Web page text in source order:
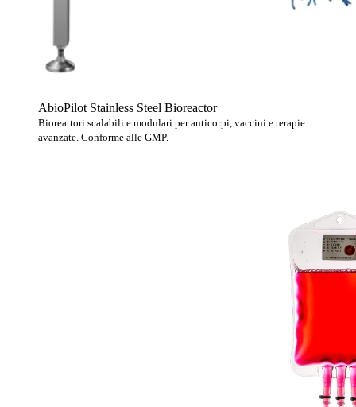
AbioPilot Stainless Steel Bioreactor
Bioreattori scalabili e modulari per anticorpi, vaccini e terapie
avanzate. Conforme alle GMP.